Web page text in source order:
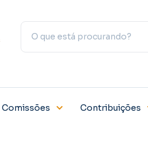
Comissões Contribuições